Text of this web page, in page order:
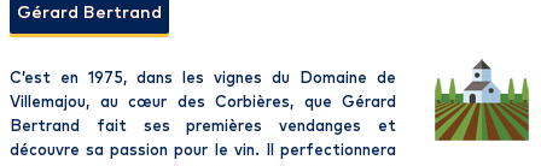
Gérard Bertrand
C’est en 1975, dans les vignes du Domaine de
Villemajou, au cœur des Corbières, que Gérard
Bertrand fait ses premières vendanges et
découvre sa passion pour le vin. Il perfectionnera